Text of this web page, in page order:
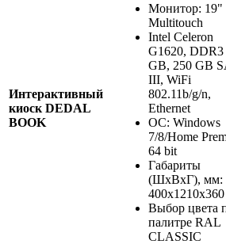
Интерактивный
киоск DEDAL
BOOK
Монитор: 19"
Multitouch
Intel Celeron
G1620, DDR3
GB, 250 GB
III, WiFi
802.11b/g/n,
Ethernet
ОС: Windows
7/8/Home
64 bit
Габариты
(ШхВхГ), мм:
400х1210х360
Выбор цвета
палитре RAL
CLASSIC